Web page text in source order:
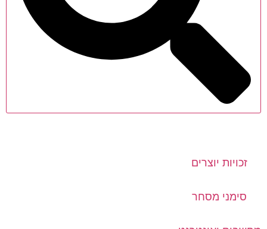
זכויות יוצרים
סימני מסחר